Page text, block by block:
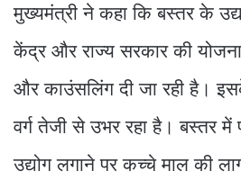
मुख्यमंत्री ने कहा कि बस्तर के
केंद्र और राज्य सरकार की
और काउंसलिंग दी जा रही है।
वर्ग तेजी से उभर रहा है। बस्तर में
उद्योग लगाने पर कच्चे माल की